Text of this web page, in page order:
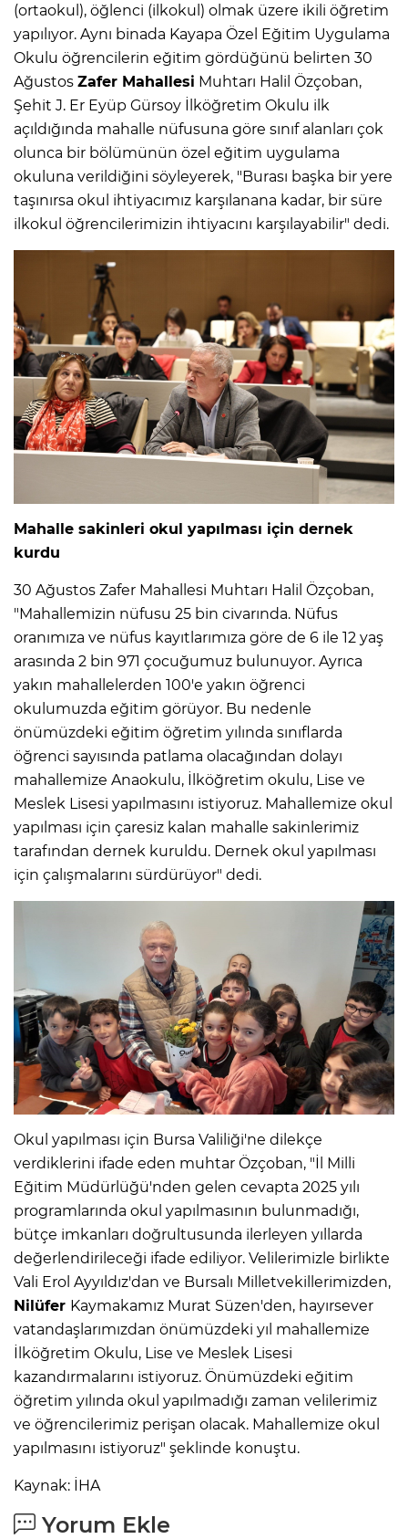
(ortaokul), öğlenci (ilkokul) olmak üzere ikili öğretim
yapılıyor. Aynı binada Kayapa Özel Eğitim Uygulama
Okulu öğrencilerin eğitim gördüğünü belirten 30
Ağustos Zafer Mahallesi Muhtarı Halil Özçoban,
Şehit J. Er Eyüp Gürsoy İlköğretim Okulu ilk
açıldığında mahalle nüfusuna göre sınıf alanları çok
olunca bir bölümünün özel eğitim uygulama
okuluna verildiğini söyleyerek, "Burası başka bir yere
taşınırsa okul ihtiyacımız karşılanana kadar, bir süre
ilkokul öğrencilerimizin ihtiyacını karşılayabilir" dedi.
Mahalle sakinleri okul yapılması için dernek
kurdu
30 Ağustos Zafer Mahallesi Muhtarı Halil Özçoban,
"Mahallemizin nüfusu 25 bin civarında. Nüfus
oranımıza ve nüfus kayıtlarımıza göre de 6 ile 12 yaş
arasında 2 bin 971 çocuğumuz bulunuyor. Ayrıca
yakın mahallelerden 100'e yakın öğrenci
okulumuzda eğitim görüyor. Bu nedenle
önümüzdeki eğitim öğretim yılında sınıflarda
öğrenci sayısında patlama olacağından dolayı
mahallemize Anaokulu, İlköğretim okulu, Lise ve
Meslek Lisesi yapılmasını istiyoruz. Mahallemize okul
yapılması için çaresiz kalan mahalle sakinlerimiz
tarafından dernek kuruldu. Dernek okul yapılması
için çalışmalarını sürdürüyor" dedi.
Okul yapılması için Bursa Valiliği'ne dilekçe
verdiklerini ifade eden muhtar Özçoban, "İl Milli
Eğitim Müdürlüğü'nden gelen cevapta 2025 yılı
programlarında okul yapılmasının bulunmadığı,
bütçe imkanları doğrultusunda ilerleyen yıllarda
değerlendirileceği ifade ediliyor. Velilerimizle birlikte
Vali Erol Ayyıldız'dan ve Bursalı Milletvekillerimizden,
Nilüfer Kaymakamız Murat Süzen'den, hayırsever
vatandaşlarımızdan önümüzdeki yıl mahallemize
İlköğretim Okulu, Lise ve Meslek Lisesi
kazandırmalarını istiyoruz. Önümüzdeki eğitim
öğretim yılında okul yapılmadığı zaman velilerimiz
ve öğrencilerimiz perişan olacak. Mahallemize okul
yapılmasını istiyoruz" şeklinde konuştu.
Kaynak: İHA
Yorum Ekle